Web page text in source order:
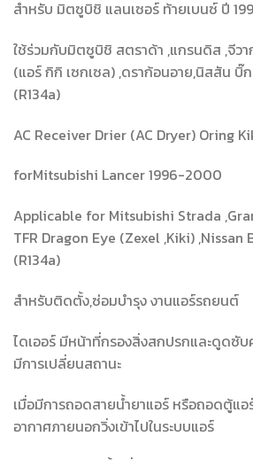
สำหรับ มิตซูบิชิ แลนเซอร์ ท้ายเบนซ์ ปี
ใช้ร่วมกับมิตซูบิชิ สตราด้า ,แกรนดิส ,จีว
(แอร์ กิกิ เซกเซล) ,ดราก้อนอาย,นิสสัน บิ๊
(R134a)
AC Receiver Drier (AC Dryer) Oring
forMitsubishi Lancer 1996-2000
Applicable for Mitsubishi Strada
TFR Dragon Eye (Zexel ,Kiki) ,Nissan
(R134a)
สำหรับติดตั้ง,ซ่อมบำรุง งานแอร์รถยนต์
ไดเออร์ มีหน้าที่กรองสิ่งสกปรกและดูดซั
มีการเปลี่ยนสถานะ
เมื่อมีการถอดสายน้ำยาแอร์ หรือถอดตู้แอ
อากาศภายนอกวิ่งเข้าไปในระบบแอร์